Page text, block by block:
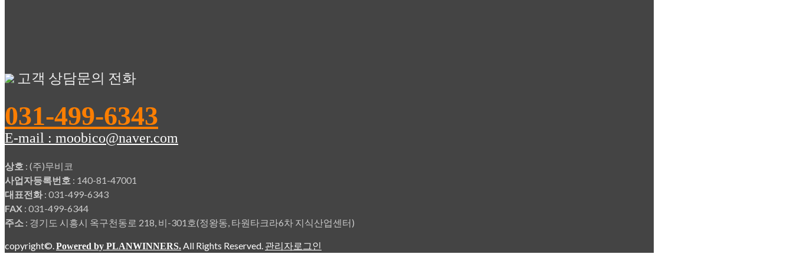
고객 상담문의 전화
031-499-6343
E-mail : moobico@naver.com
상호 : (주)무비코
사업자등록번호 : 140-81-47001
대표전화: 031-499-6343
FAX : 031-499-6344
주소 : 경기도 시흥시 옥구천동로 218, 비-301호(정왕동, 타원타크라6차 지식산업센터)
copyright©.Powered by PLANWINNERS.All Rights Reserved. 관리자로그인